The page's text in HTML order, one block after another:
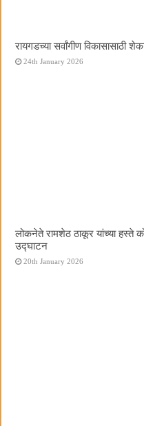
रायगडच्या सर्वांगीण विकासासाठी
24th January 2026
लोकनेते रामशेठ ठाकूर यांच्या हस्ते
उद्घाटन
20th January 2026